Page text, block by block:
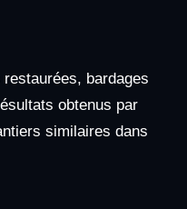
bardages
obtenus par
similaires dans